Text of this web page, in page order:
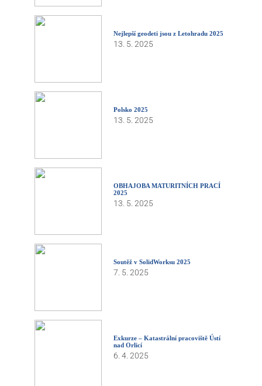
Nejlepší geodeti jsou z Letohradu 2025
13. 5. 2025
Polsko 2025
13. 5. 2025
OBHAJOBA MATURITNÍCH PRACÍ
2025
13. 5. 2025
Soutěž v SolidWorksu 2025
7. 5. 2025
Exkurze – Katastrální pracoviště Ústí
nad Orlicí
6. 4. 2025